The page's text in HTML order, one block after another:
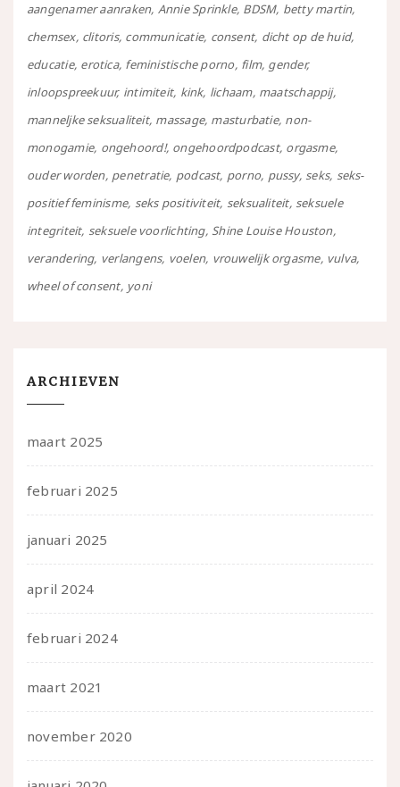
aangenamer aanraken Annie Sprinkle BDSM betty martin
chemsex clitoris communicatie consent dicht op de huid
educatie erotica feministische porno film gender
inloopspreekuur intimiteit kink lichaam maatschappij
manneljke seksualiteit massage masturbatie non-
monogamie ongehoord! ongehoordpodcast orgasme
ouder worden penetratie podcast porno pussy seks seks-
positief feminisme seks positiviteit seksualiteit seksuele
integriteit seksuele voorlichting Shine Louise Houston
verandering verlangens voelen vrouwelijk orgasme vulva
wheel of consent yoni
ARCHIEVEN
maart 2025
februari 2025
januari 2025
april 2024
februari 2024
maart 2021
november 2020